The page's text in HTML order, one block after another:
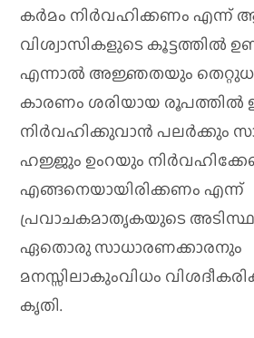
കർമം നിർവഹിക്കണം എന്ന്
വിശ്വാസികളുടെ കൂട്ടത്തിൽ
എന്നാൽ അജ്ഞതയും
കാരണം ശരിയായ
നിർവഹിക്കുവാൻ പലർക്കും
ഹജ്ജും ഉംറയും
എങ്ങനെയായിരിക്കണം എന്ന്
പ്രവാചകമാതൃകയുടെ
ഏതൊരു സാധാരണക്കാരനും
മനസ്സിലാകുംവിധം
കൃതി.